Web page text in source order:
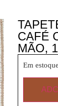
CAFÉ
MÃO,
Em estoque